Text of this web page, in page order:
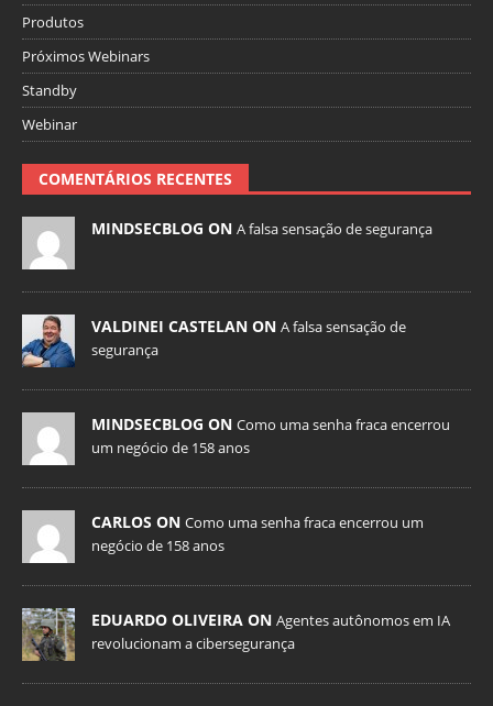
Produtos
Próximos Webinars
Standby
Webinar
COMENTÁRIOS RECENTES
MINDSECBLOG ON A falsa sensação de segurança
VALDINEI CASTELAN ON A falsa sensação de
segurança
MINDSECBLOG ON Como uma senha fraca encerrou
um negócio de 158 anos
CARLOS ON Como uma senha fraca encerrou um
negócio de 158 anos
EDUARDO OLIVEIRA ON Agentes autônomos em IA
revolucionam a cibersegurança